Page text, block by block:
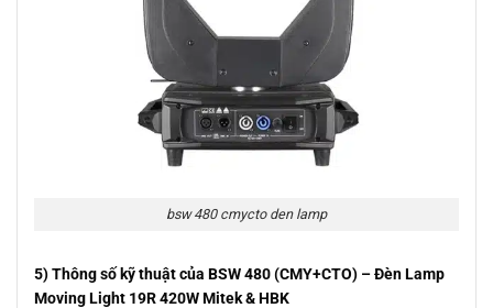
bsw 480 cmycto den lamp
5) Thông số kỹ thuật của BSW 480 (CMY+CTO) – Đèn Lamp
Moving Light 19R 420W Mitek & HBK